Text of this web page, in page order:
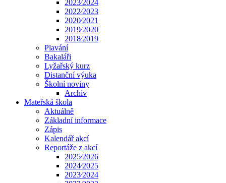
2023⁄2024
2022⁄2023
2020⁄2021
2019⁄2020
2018⁄2019
Plavání
Bakaláři
Lyžařský kurz
Distanční výuka
Školní noviny
Archiv
Mateřská škola
Aktuálně
Základní informace
Zápis
Kalendář akcí
Reportáže z akcí
2025⁄2026
2024⁄2025
2023⁄2024